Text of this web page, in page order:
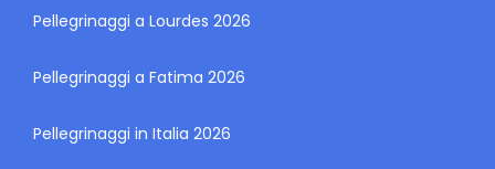
Pellegrinaggi a Lourdes 2026
Pellegrinaggi a Fatima 2026
Pellegrinaggi in Italia 2026